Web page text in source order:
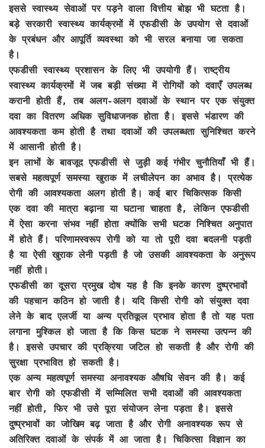
इससे स्वास्थ्य सेवाओं पर पड़ने वाला वित्तीय बोझ भी घटता है।
बड़े सरकारी स्वास्थ्य कार्यक्रमों में एफडीसी के उपयोग से दवाओं
के प्रबंधन और आपूर्ति व्यवस्था को भी सरल बनाया जा सकता
है।
एफडीसी स्वास्थ्य प्रशासन के लिए भी उपयोगी हैं। राष्ट्रीय
स्वास्थ्य कार्यक्रमों में जब बड़ी संख्या में रोगियों को दवाएँ उपलब्ध
करानी होती हैं, तब अलग-अलग दवाओं के स्थान पर एक संयुक्त
दवा का वितरण अधिक सुविधाजनक होता है। इससे भंडारण की
आवश्यकता कम होती है तथा दवाओं की उपलब्धता सुनिश्चित करने
में आसानी होती है।
इन लाभों के बावजूद एफडीसी से जुड़ी कई गंभीर चुनौतियाँ भी हैं।
सबसे महत्वपूर्ण समस्या खुराक में लचीलेपन का अभाव है। प्रत्येक
रोगी की आवश्यकता अलग होती है। कई बार चिकित्सक किसी
एक दवा की मात्रा बढ़ाना या घटाना चाहता है, लेकिन एफडीसी
में ऐसा करना संभव नहीं होता क्योंकि सभी घटक निश्चित अनुपात
में होते हैं। परिणामस्वरूप रोगी को या तो पूरी दवा बदलनी पड़ती
है या ऐसी खुराक लेनी पड़ती है जो उसकी आवश्यकता के अनुरूप
नहीं होती।
एफडीसी का दूसरा प्रमुख दोष यह है कि इनके कारण दुष्प्रभावों
की पहचान कठिन हो जाती है। यदि किसी रोगी को संयुक्त दवा
लेने के बाद एलर्जी या अन्य प्रतिकूल प्रभाव होता है तो यह पता
लगाना मुश्किल हो जाता है कि किस घटक ने समस्या उत्पन्न की
है। इससे उपचार की प्रक्रिया जटिल हो सकती है और रोगी की
सुरक्षा प्रभावित हो सकती है।
एक अन्य महत्वपूर्ण समस्या अनावश्यक औषधि सेवन की है। कई
बार रोगी को एफडीसी में सम्मिलित सभी दवाओं की आवश्यकता
नहीं होती, फिर भी उसे पूरा संयोजन लेना पड़ता है। इससे
दुष्प्रभावों का जोखिम बढ़ जाता है और रोगी अनावश्यक रूप से
अतिरिक्त दवाओं के संपर्क में आ जाता है। चिकित्सा विज्ञान का